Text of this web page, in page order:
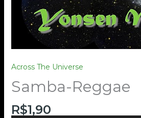
Across The Universe
Samba-Reggae
R$1,90